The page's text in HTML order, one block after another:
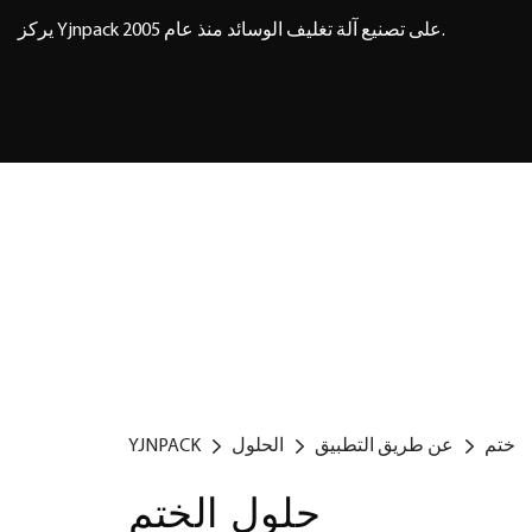
يركز Yjnpack على تصنيع آلة تغليف الوسائد منذ عام 2005.
YJNPACK الحلول عن طريق التطبيق ختم
حلول الختم